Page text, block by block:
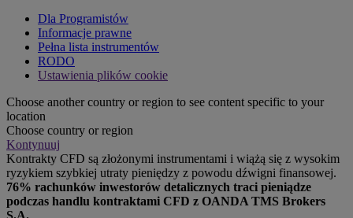
Dla Programistów
Informacje prawne
Pełna lista instrumentów
RODO
Ustawienia plików cookie
Choose another country or region to see content specific to your
location
Choose country or region
Kontynuuj
Kontrakty CFD są złożonymi instrumentami i wiążą się z wysokim
ryzykiem szybkiej utraty pieniędzy z powodu dźwigni finansowej.
76% rachunków inwestorów detalicznych traci pieniądze
podczas handlu kontraktami CFD z OANDA TMS Brokers